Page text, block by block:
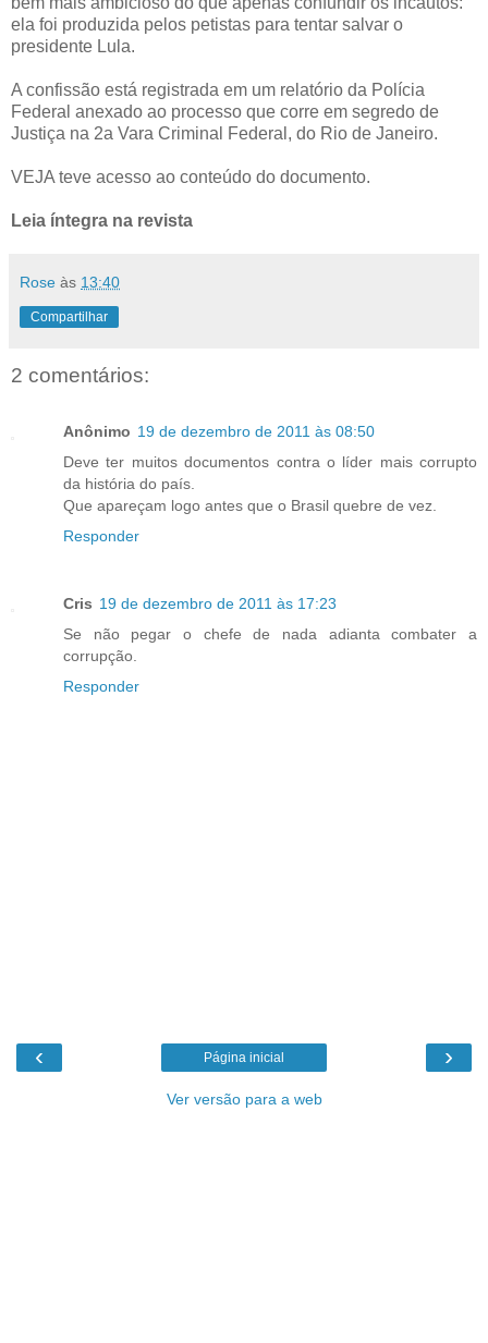
ela foi produzida pelos petistas para tentar salvar o
presidente Lula.
A confissão está registrada em um relatório da Polícia
Federal anexado ao processo que corre em segredo de
Justiça na 2a Vara Criminal Federal, do Rio de Janeiro.
VEJA teve acesso ao conteúdo do documento.
Leia íntegra na revista
Rose às 13:40
Compartilhar
2 comentários:
Anônimo 19 de dezembro de 2011 às 08:50
Deve ter muitos documentos contra o líder mais corrupto
da história do país.
Que apareçam logo antes que o Brasil quebre de vez.
Responder
Cris 19 de dezembro de 2011 às 17:23
Se não pegar o chefe de nada adianta combater a
corrupção.
Responder
‹ ›
Página inicial
Ver versão para a web